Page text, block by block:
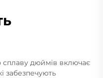
сплаву дюймів включає
забезпечують